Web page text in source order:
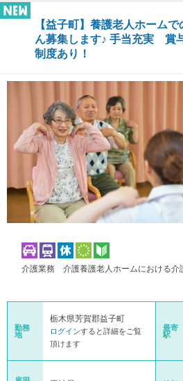
【益子町】養護老人ホーム
ん募集します♪ 手当充実 賞
制度あり！
介護業務 介護養護老人ホームにおける介
勤務
地
栃木県芳賀郡益子町
ログインすると詳細をご覧
頂けます
最寄
駅